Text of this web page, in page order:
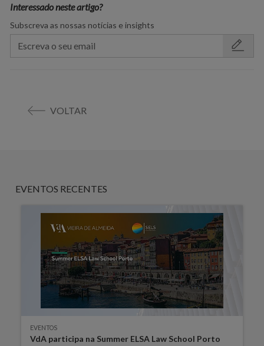
Interessado neste artigo?
Subscreva as nossas notícias e insights
VOLTAR
EVENTOS RECENTES
EVENTOS
VdA participa na Summer ELSA Law School Porto